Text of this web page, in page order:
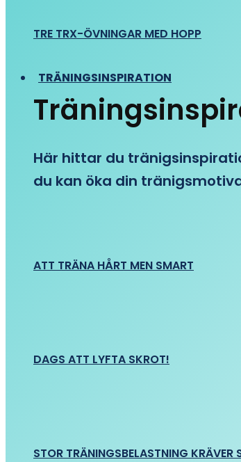
TRE TRX-ÖVNINGAR MED HOPP
TRÄNINGSINSPIRATION
Här hittar du
du kan öka din
ATT TRÄNA HÅRT MEN SMART
DAGS ATT LYFTA SKROT!
STOR TRÄNINGSBELASTNING KRÄVER